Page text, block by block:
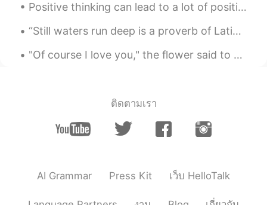
Positive thinking can lead to a lot of positive changes in your life. Developing an optimistic ou...
“Still waters run deep is a proverb of Latin origin now commonly taken to mean that a placid exte...
"Of course I love you," the flower said to him. "It is my fault that you have not known it all th...
ติดตามเรา
AI Grammar Press Kit เว็บ HelloTalk